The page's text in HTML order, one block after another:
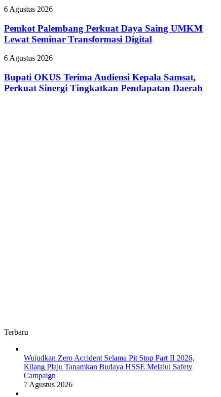
BPJS
Predikat
Pemkot
Perkuat
Daya
Saing
Lewat
Transformasi
Digital
6 Agustus 2026
Pemkot Palembang Perkuat Daya Saing UMKM
Lewat Seminar Transformasi Digital
Bupati
Terima
Audiensi
Kepala
6 Agustus 2026
Bupati OKUS Terima Audiensi Kepala Samsat,
Perkuat Sinergi Tingkatkan Pendapatan Daerah
Terbaru
Wujudkan Zero Accident Selama Pit Stop Part II 2026,
Kilang Plaju Tanamkan Budaya HSSE Melalui Safety
Campaign
7 Agustus 2026